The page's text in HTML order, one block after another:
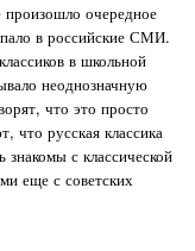
очередное
в российские СМИ.
в школьной
неоднозначную
что это просто
что русская классика
с классической
еще с советских